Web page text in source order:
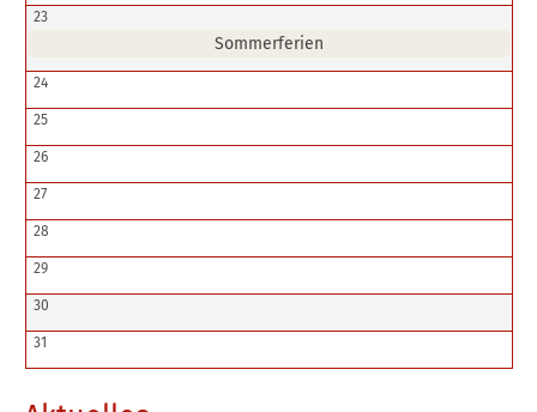
23
Sommerferien
24
25
26
27
28
29
30
31